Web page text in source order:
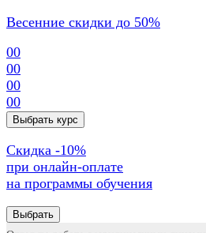
Весенние скидки до 50%
00
00
00
00
Выбрать курс
Cкидка -10%
при онлайн-оплате
на программы обучения
Выбрать